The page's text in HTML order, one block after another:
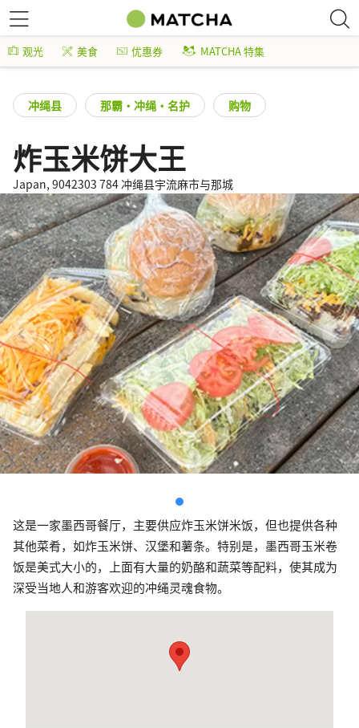
观光 美食 优惠券 MATCHA 特集
冲绳县 那霸・冲绳・名护 购物
炸玉米饼大王
Japan, 9042303 784 冲绳县宇流麻市与那城
这是一家墨西哥餐厅，主要供应炸玉米饼米饭，但也提供各种
其他菜肴，如炸玉米饼、汉堡和薯条。特别是，墨西哥玉米卷
饭是美式大小的，上面有大量的奶酪和蔬菜等配料，使其成为
深受当地人和游客欢迎的冲绳灵魂食物。